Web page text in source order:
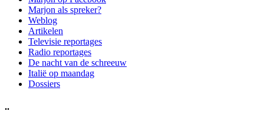
Marjon als spreker?
Weblog
Artikelen
Televisie reportages
Radio reportages
De nacht van de schreeuw
Italië op maandag
Dossiers
..